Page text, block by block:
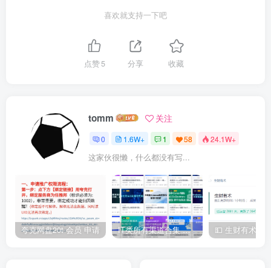
喜欢就支持一下吧
点赞5 分享 收藏
tomm 关注
0 1.6W+ 1 58 24.1W+
这家伙很懒，什么都没有写...
夸克网盘20t 会员 申请 IT类所有渠道合集 持续日更，目前近四千多条资源 年费用户微信私信获取权限